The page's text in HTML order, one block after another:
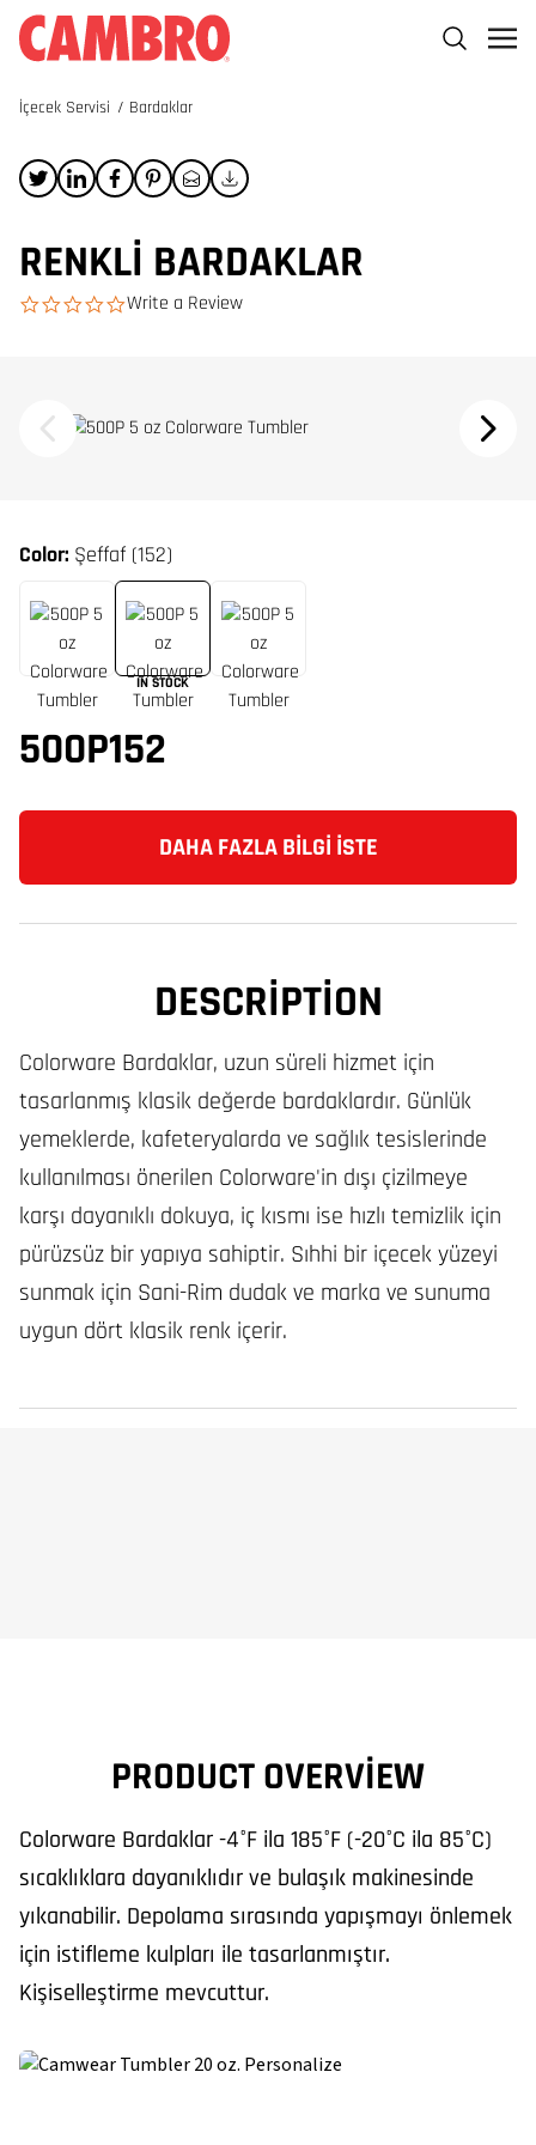
İçecek Servisi / Bardaklar
RENKLI BARDAKLAR
0.0 star rating
Write a Review
Color: Şeffaf (152)
IN STOCK
500P152
DAHA FAZLA BILGI İSTE
DESCRIPTION
Colorware Bardaklar, uzun süreli hizmet için
tasarlanmış klasik değerde bardaklardır. Günlük
yemeklerde, kafeteryalarda ve sağlık tesislerinde
kullanılması önerilen Colorware'in dışı çizilmeye
karşı dayanıklı dokuya, iç kısmı ise hızlı temizlik için
pürüzsüz bir yapıya sahiptir. Sıhhi bir içecek yüzeyi
sunmak için Sani-Rim dudak ve marka ve sunuma
uygun dört klasik renk içerir.
PRODUCT OVERVIEW
Colorware Bardaklar -4°F ila 185°F (-20°C ila 85°C)
sıcaklıklara dayanıklıdır ve bulaşık makinesinde
yıkanabilir. Depolama sırasında yapışmayı önlemek
için istifleme kulpları ile tasarlanmıştır.
Kişiselleştirme mevcuttur.